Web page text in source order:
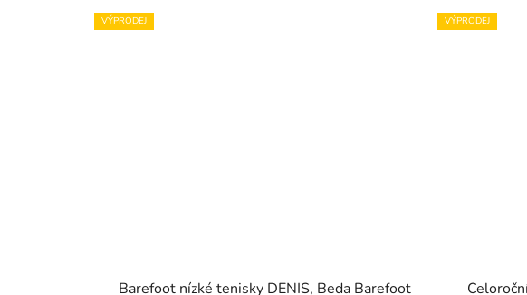
VÝPRODEJ
Barefoot nízké tenisky DENIS, Beda Barefoot
VÝPRODEJ